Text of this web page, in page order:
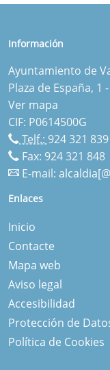
Información
Ayuntamiento de
Plaza de España, 1
Ver mapa
CIF: P0614500G
Telf.: 924 321 839
Fax: 924 321 848
E-mail:
Enlaces
Inicio
Contacte
Mapa web
Aviso legal
Accesibilidad
Protección de
Política de Cookies